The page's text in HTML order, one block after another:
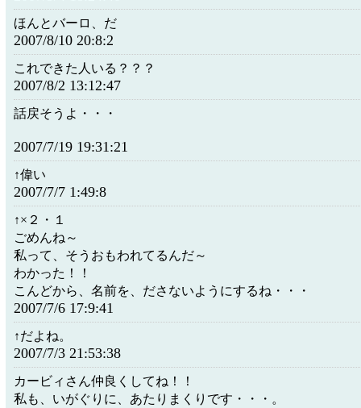
ほんとバーロ、だ
2007/8/10 20:8:2
これできた人いる？？？
2007/8/2 13:12:47
話戻そうよ・・・
2007/7/19 19:31:21
↑偉い
2007/7/7 1:49:8
↑×２・１
ごめんね～
私って、そうおもわれてるんだ～
わかった！！
こんどから、名前を、ださないようにするね・・・
2007/7/6 17:9:41
↑だよね。
2007/7/3 21:53:38
カービィさん仲良くしてね！！
私も、いがぐりに、あたりまくりです・・・。